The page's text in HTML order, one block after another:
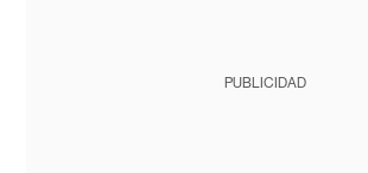
PUBLICIDAD